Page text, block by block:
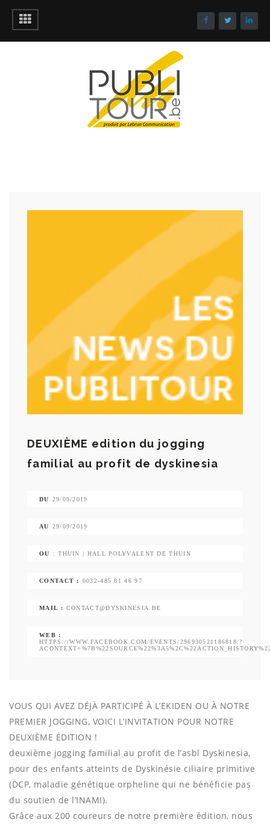
DEUXIÈME edition du jogging
familial au profit de dyskinesia
DU 29/09/2019
AU 29/09/2019
OU : THUIN | HALL POLYVALENT DE THUIN
CONTACT : 0032-485 81 46 97
MAIL : CONTACT@DYSKINESIA.BE
WEB :
HTTPS://WWW.FACEBOOK.COM/EVENTS/296930521186818/?
VOUS QUI AVEZ DÉJÀ PARTICIPÉ À L’EKIDEN OU À NOTRE
PREMIER JOGGING, VOICI L’INVITATION POUR NOTRE
DEUXIÈME ÉDITION !
deuxième jogging familial au profit de l’asbl Dyskinesia,
pour des enfants atteints de Dyskinésie ciliaire primitive
(DCP, maladie génétique orpheline qui ne bénéficie pas
du soutien de l’INAMI).
Grâce aux 200 coureurs de notre première édition, nous